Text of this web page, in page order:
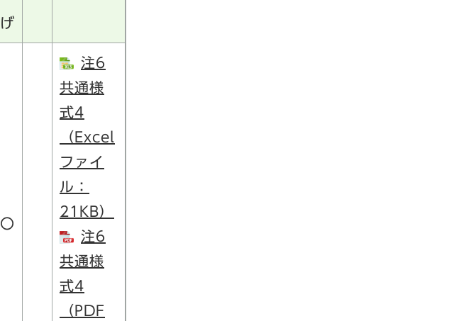
げ
〇
注6
共通様
式4
（Excel
ファイ
ル：
21KB）
注6
共通様
式4
（PDF